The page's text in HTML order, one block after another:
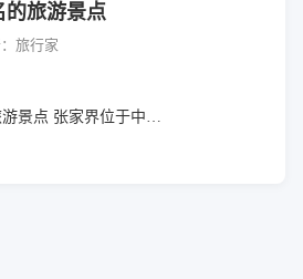
的旅游景点
旅行家
景点 张家界位于中…